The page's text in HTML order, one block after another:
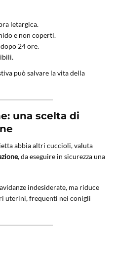
letargica.
e non coperti.
24 ore.
può salvare la vita della
una scelta di
abbia altri cuccioli, valuta
, da eseguire in sicurezza una
indesiderate, ma riduce
uterini, frequenti nei conigli